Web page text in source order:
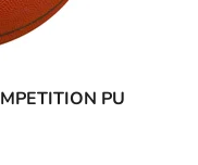
PU